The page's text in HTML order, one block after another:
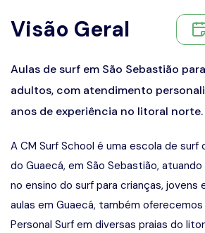
Visão Geral
Aulas de surf em São Sebastião
adultos, com atendimento
anos de experiência no litoral norte.
A CM Surf School é uma escola de surf
do Guaecá, em São Sebastião, atuando
no ensino do surf para crianças, jovens
aulas em Guaecá, também
Personal Surf em diversas praias do